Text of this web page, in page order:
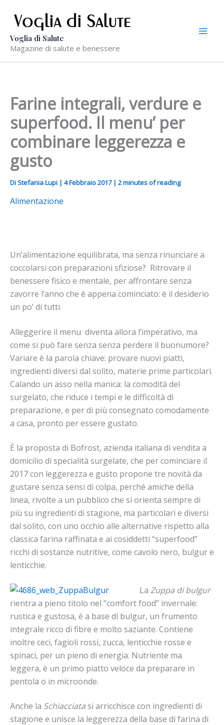
contenuto
Voglia di Salute
Magazine di salute e benessere
Farine integrali, verdure e
superfood. Il menu’ per
combinare leggerezza e
gusto
DiStefania Lupi | 4 Febbraio 2017 | 2 minutes of reading
Alimentazione
Un’alimentazione equilibrata, ma senza rinunciare a
coccolarsi con preparazioni sfiziose? Ritrovare il
benessere fisico e mentale, per affrontare senza
zavorre l’anno che è appena cominciato: è il desiderio
un po’ di tutti.
Alleggerire il menu diventa allora l’imperativo, ma
come si può fare senza senza perdere il buonumore?
Variare è la parola chiave: provare nuovi piatti,
ingredienti diversi dal solito, materie prime particolari.
Calando un asso nella manica: la comodità del
surgelato, che riduce i tempi e le difficoltà di
preparazione, e per di più consegnato comodamente
a casa, pronto per essere gustato.
È la proposta di Bofrost, azienda italiana di vendita a
domicilio di specialità surgelate, che per cominciare il
2017 con leggerezza e gusto propone tre novità da
gustare senza sensi di colpa, perché amiche della
linea, rivolte a un pubblico che si orienta sempre di
più su ingredienti di stagione, ma particolari e diversi
dal solito, con uno occhio alle alternative rispetto alla
classica farina raffinata e ai cosiddetti “superfood”
ricchi di sostanze nutritive, come cavolo nero, bulgur e
lenticchie.
La Zuppa di bulgur
rientra a pieno titolo nel “comfort food” invernale:
rustica e gustosa, è a base di bulgur, un frumento
integrale ricco di fibre e molto saziante. Contiene
inoltre ceci, fagioli rossi, zucca, lenticchie rosse e
spinaci, per un pieno di energia. Nutriente ma
leggera, è un primo piatto veloce da preparare in
pentola o in microonde.
Anche la Schiacciatasi arricchisce con ingredienti di
stagione e unisce la leggerezza della base di farina di